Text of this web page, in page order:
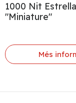
1000 Nit
"Miniature"
Més